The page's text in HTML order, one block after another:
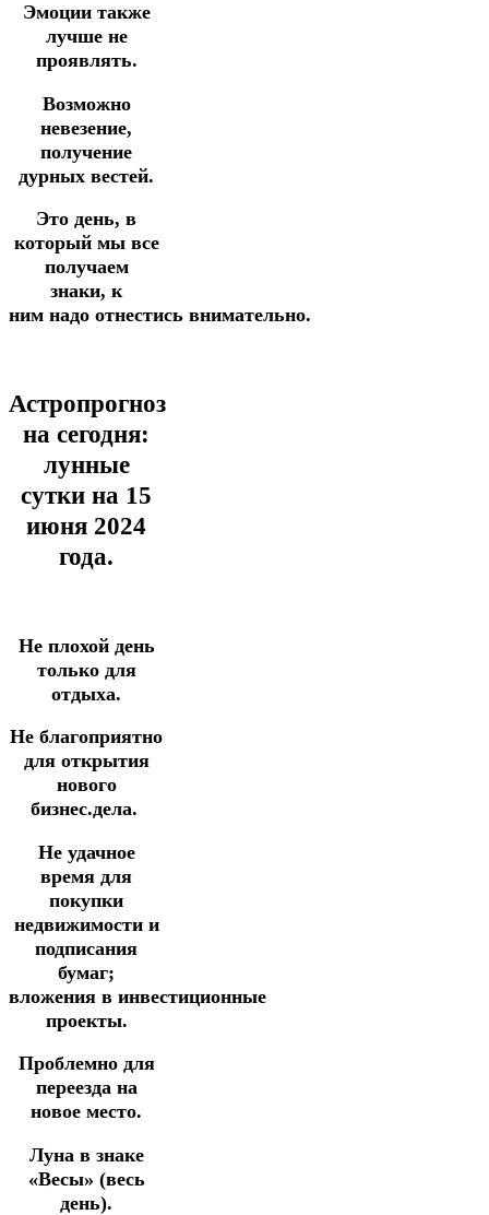
Эмоции также
лучше не
проявлять.
Возможно
невезение,
получение
дурных вестей.
Это день, в
который мы все
получаем
знаки, к
ним надо отнестись внимательно.
Астропрогноз
на сегодня:
лунные
сутки на 15
июня 2024
года.
Не плохой день
только для
отдыха.
Не благоприятно
для открытия
нового
бизнес.дела.
Не удачное
время для
покупки
недвижимости и
подписания
бумаг;
вложения в инвестиционные
проекты.
Проблемно для
переезда на
новое место.
Луна в знаке
«Весы» (весь
день).